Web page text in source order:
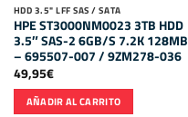
HDD 3.5" LFF SAS / SATA
HPE ST3000NM0023 3TB HDD
3.5″ SAS-2 6GB/S 7.2K 128MB
– 695507-007 / 9ZM278-036
49,95€
AÑADIR AL CARRITO